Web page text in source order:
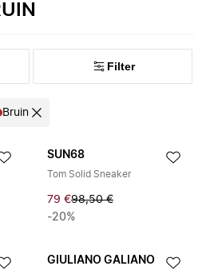
Filter
Bruin
SUN68
Tom Solid Sneaker
79 €98,50 €
-20%
GIULIANO GALIANO